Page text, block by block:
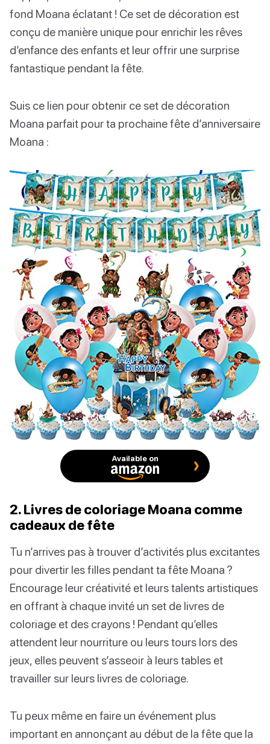
fond Moana éclatant ! Ce set de décoration est
conçu de manière unique pour enrichir les rêves
d’enfance des enfants et leur offrir une surprise
fantastique pendant la fête.
Suis ce lien pour obtenir ce set de décoration
Moana parfait pour ta prochaine fête d’anniversaire
Moana :
Available on
2. Livres de coloriage Moana comme
cadeaux de fête
Tu n’arrives pas à trouver d’activités plus excitantes
pour divertir les filles pendant ta fête Moana ?
Encourage leur créativité et leurs talents artistiques
en offrant à chaque invité un set de livres de
coloriage et des crayons ! Pendant qu’elles
attendent leur nourriture ou leurs tours lors des
jeux, elles peuvent s’asseoir à leurs tables et
travailler sur leurs livres de coloriage.
Tu peux même en faire un événement plus
important en annonçant au début de la fête que la